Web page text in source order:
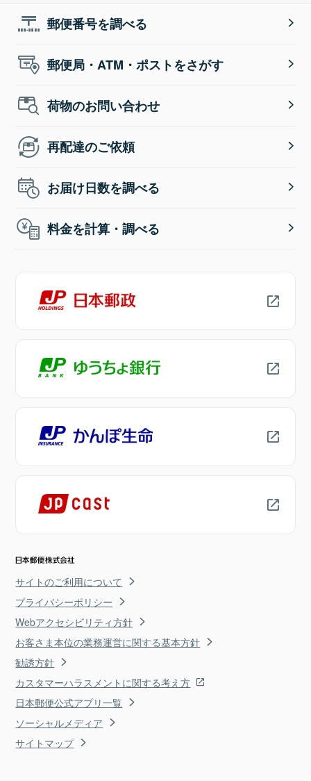
郵便番号を調べる
郵便局・ATM・ポストをさがす
荷物のお問い合わせ
再配達のご依頼
お届け日数を調べる
料金を計算・調べる
サイトのご利用について
プライバシーポリシー
Webアクセシビリティ方針
お客さま本位の業務運営に関する基本方針
勧誘方針
カスタマーハラスメントに関する考え方
日本郵便公式アプリ一覧
ソーシャルメディア
サイトマップ